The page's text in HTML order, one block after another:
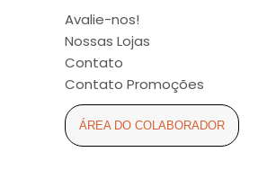
Avalie-nos!
Nossas Lojas
Contato
Contato Promoções
ÁREA DO COLABORADOR